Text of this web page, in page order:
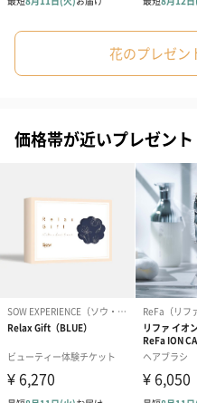
いずれかの商品1つに短冊のし
結婚祝い（結婚御祝）
（110円）
出産
（
メッセージカード（通常・
誕生日や結婚祝い・出産祝い
ードを同梱します。
メッセージカードや封筒のデザ
す。
花のプレゼン
価格帯が近いプレゼント